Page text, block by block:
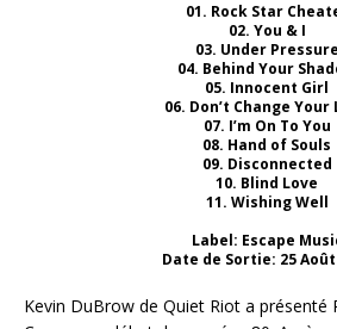
01. Rock Star
02. You & I
03. Under Pressure
04. Behind Your
05. Innocent Girl
06. Don’t Change Your
07. I’m On To You
08. Hand of Souls
09. Disconnected
10. Blind Love
11. Wishing Well
Label: Escape
Date de Sortie: 25 Août
Kevin DuBrow de Quiet Riot a présenté